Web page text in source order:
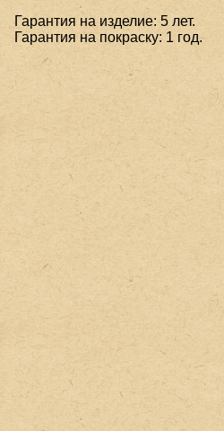
Гарантия на изделие: 5 лет.
Гарантия на покраску: 1 год.